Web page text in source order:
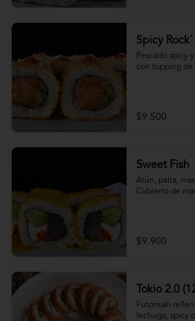
Spicy Rock´
Pescado spicy
con topping de
$9.500
Sweet Fish
Atún, palta,
Cubierto de
$9.900
Tokio 2.0
Futomaki
lechuga, spicy